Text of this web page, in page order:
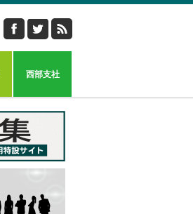
西部支社